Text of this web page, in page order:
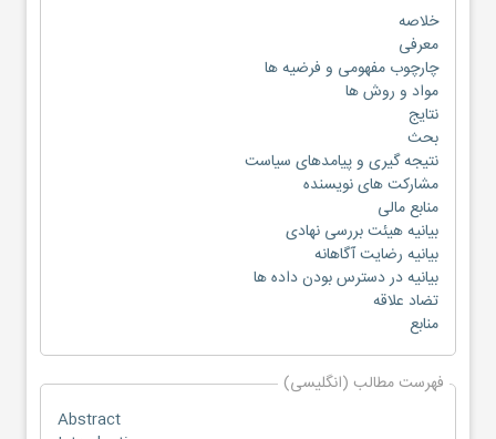
خلاصه
معرفی
چارچوب مفهومی و فرضیه ها
مواد و روش ها
نتایج
بحث
نتیجه گیری و پیامدهای سیاست
مشارکت های نویسنده
منابع مالی
بیانیه هیئت بررسی نهادی
بیانیه رضایت آگاهانه
بیانیه در دسترس بودن داده ها
تضاد علاقه
منابع
فهرست مطالب (انگلیسی)
Abstract